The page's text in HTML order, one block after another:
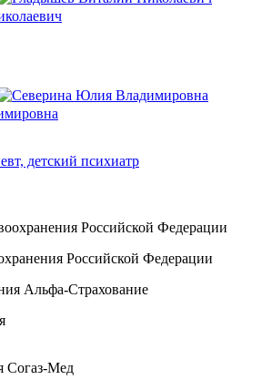
детский психиатр
Российской Федерации